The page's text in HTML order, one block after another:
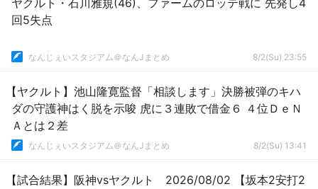
ヤクルト・石川雅規(46)、ファームのロッテ戦に 先発し4
回5失点
なんじぇいスタジアム＠なんJまとめ 8/2(Su) 23:55
【ヤクルト】池山隆寛監督「相談します」決勝被弾のキハ
ダの守護神はく脱を示唆 虎に３連敗で借金６ ４位ＤｅＮ
Ａとは２差
なんじぇいスタジアム＠なんJまとめ 8/2(Su) 13:41
【試合結果】阪神vsヤクルト 2026/08/02 【坂本2安打2